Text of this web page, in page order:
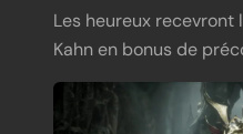
Les heureux recevront
Kahn en bonus de